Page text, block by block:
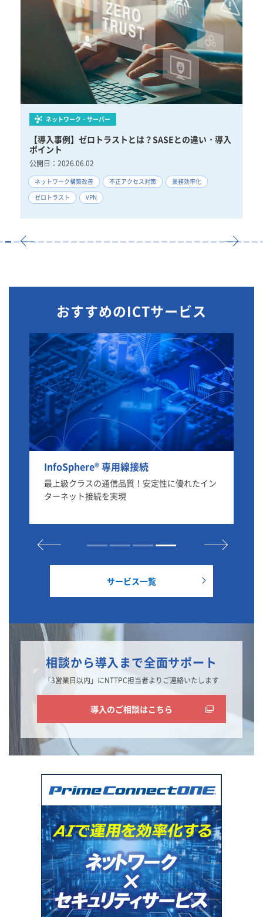
ネットワーク・サーバー
【導入事例】ゼロトラストとは？SASEとの違い・導入
ポイント
公開日： 2026.06.02
ネットワーク構築改善 不正アクセス対策
業務効率化
ゼロトラスト
VPN
おすすめのICTサービス
Prime ConnectONE®
AIOpsで運用業務を自動化し、攻めのDX推進に
シフトできる企業向けネットワーク（VPN）&
サービス一覧
相談から導入まで全面サポート
「3営業日以内」にNTTPC担当者よりご連絡いたします
導入のご相談はこちら